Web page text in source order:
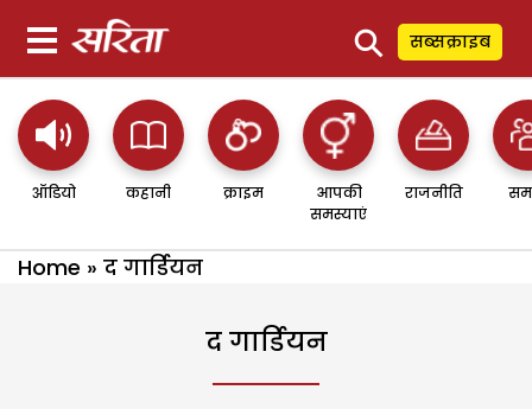
⚲ सब्सक्राइब
ऑडियो कहानी क्राइम
आपकी
समस्याएं
राजनीति
Home » द गार्डियन
द गार्डियन